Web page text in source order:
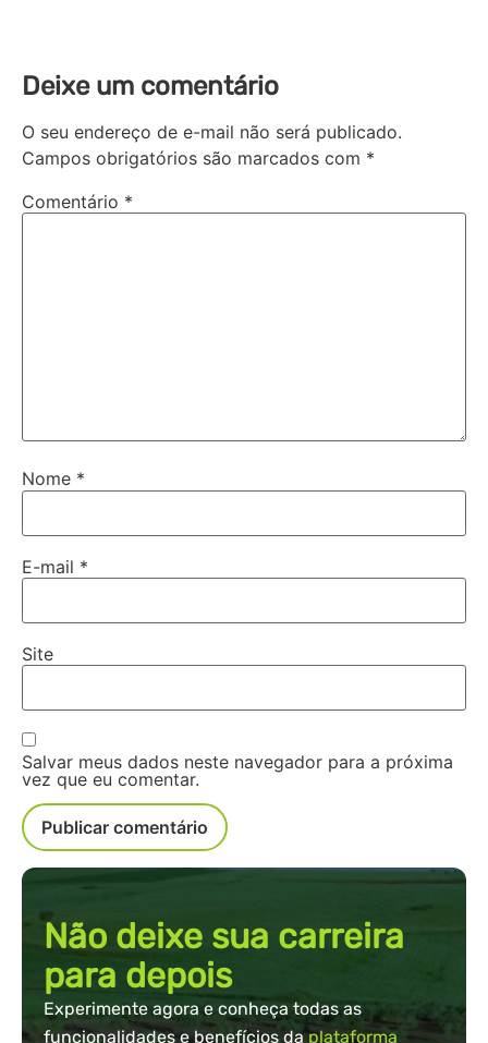
Deixe um comentário
O seu endereço de e-mail não será publicado.
Campos obrigatórios são marcados com *
Comentário *
Nome *
E-mail *
Site
Salvar meus dados neste navegador para a próxima
vez que eu comentar.
Não deixe sua carreira
para depois
Experimente agora e conheça todas as
funcionalidades e benefícios daplataforma